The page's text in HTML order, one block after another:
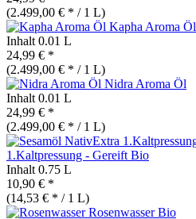
(2.499,00 € * / 1 L)
Kapha Aroma Öl
Inhalt 0.01 L
24,99 € *
(2.499,00 € * / 1 L)
Nidra Aroma Öl
Inhalt 0.01 L
24,99 € *
(2.499,00 € * / 1 L)
1.Kaltpressung - Gereift Bio
Inhalt 0.75 L
10,90 € *
(14,53 € * / 1 L)
RosenwasserBio